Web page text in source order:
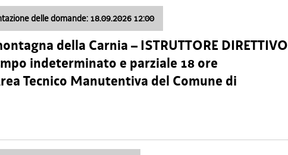
delle domande: 18.09.2026 12:00
della Carnia – ISTRUTTORE DIRETTIVO
indeterminato e parziale 18 ore
Tecnico Manutentiva del Comune di